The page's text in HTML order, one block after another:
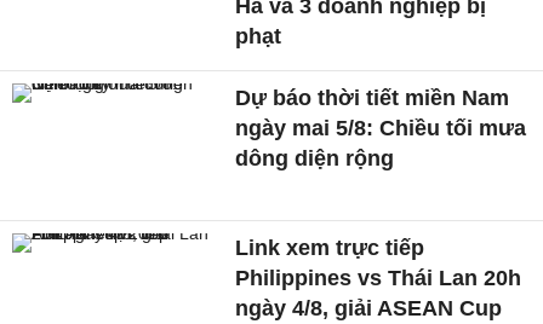
Hà và 3 doanh nghiệp bị
phạt
Dự báo thời tiết miền Nam
ngày mai 5/8: Chiều tối mưa
dông diện rộng
Link xem trực tiếp
Philippines vs Thái Lan 20h
ngày 4/8, giải ASEAN Cup